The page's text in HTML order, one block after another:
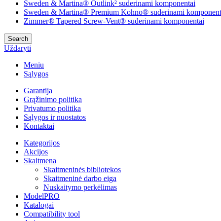
Sweden & Martina® Outlink² suderinami komponentai
Sweden & Martina® Premium Kohno® suderinami
Zimmer® Tapered Screw-Vent® suderinami komponentai
Search
Uždaryti
Meniu
Sąlygos
Garantija
Grąžinimo politika
Privatumo politika
Sąlygos ir nuostatos
Kontaktai
Kategorijos
Akcijos
Skaitmena
Skaitmeninės bibliotekos
Skaitmeninė darbo eiga
Nuskaitymo perkėlimas
ModelPRO
Katalogai
Compatibility tool